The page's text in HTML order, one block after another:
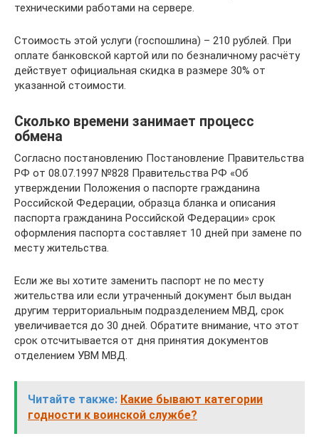
техническими работами на сервере.
Стоимость этой услуги (госпошлина) – 210 рублей. При
оплате банковской картой или по безналичному расчёту
действует официальная скидка в размере 30% от
указанной стоимости.
Сколько времени занимает процесс
обмена
Согласно постановлению Постановление Правительства
РФ от 08.07.1997 №828 Правительства РФ «Об
утверждении Положения о паспорте гражданина
Российской Федерации, образца бланка и описания
паспорта гражданина Российской Федерации» срок
оформления паспорта составляет 10 дней при замене по
месту жительства.
Если же вы хотите заменить паспорт не по месту
жительства или если утраченный документ был выдан
другим территориальным подразделением МВД, срок
увеличивается до 30 дней. Обратите внимание, что этот
срок отсчитывается от дня принятия документов
отделением УВМ МВД.
Читайте также: Какие бывают категории
годности к воинской службе?